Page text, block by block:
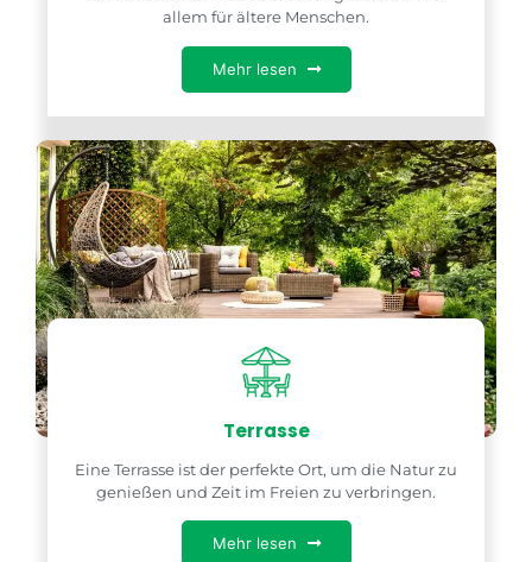
allem für ältere Menschen.
Mehr lesen
Terrasse
Eine Terrasse ist der perfekte Ort, um die Natur zu
genießen und Zeit im Freien zu verbringen.
Mehr lesen